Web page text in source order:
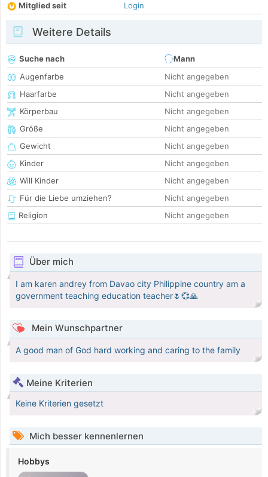
Mitglied seit
Login
Weitere Details
Suche nach
Mann
Augenfarbe
Nicht angegeben
Haarfarbe
Nicht angegeben
Körperbau
Nicht angegeben
Größe
Nicht angegeben
Gewicht
Nicht angegeben
Kinder
Nicht angegeben
Will Kinder
Nicht angegeben
Für die Liebe umziehen?
Nicht angegeben
Religion
Nicht angegeben
Über mich
I am karen andrey from Davao city Philippine country am a
government teaching education teacher🌷💞🙏
Mein Wunschpartner
A good man of God hard working and caring to the family
Meine Kriterien
Keine Kriterien gesetzt
Mich besser kennenlernen
Hobbys